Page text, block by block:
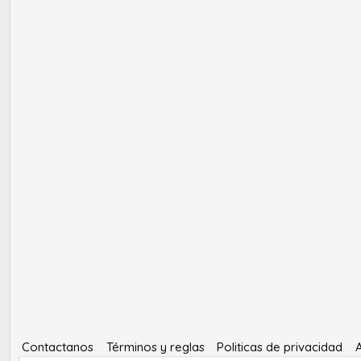
Contactanos Términos y reglas Politicas de privacidad